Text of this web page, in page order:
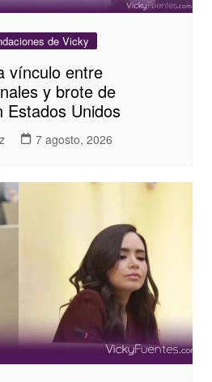
de Vicky
vínculo entre
y brote de
Estados Unidos
7 agosto, 2026